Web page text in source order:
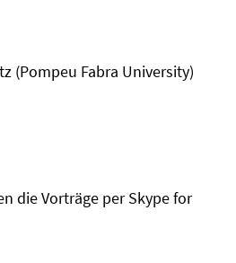
(Pompeu Fabra University)
die Vorträge per Skype for